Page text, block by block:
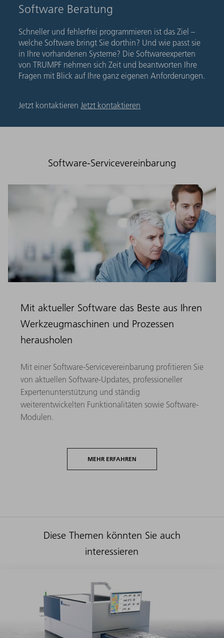
Software Beratung
Schneller und fehlerfrei programmieren ist das Ziel –
welche Software bringt Sie dorthin? Und wie passt sie
in Ihre vorhandenen Systeme? Die Softwareexperten
von TRUMPF nehmen sich Zeit und beantworten Ihre
Fragen mit Blick auf Ihre ganz eigenen Anforderungen.
Jetzt kontaktieren Jetzt kontaktieren
Software-Servicevereinbarung
Mit aktueller Software das Beste aus Ihren
Werkzeugmaschinen und Prozessen
herausholen​
Mit einer Software-Servicevereinbarung profitieren Sie
von aktuellen Software-Updates, ​professioneller
Expertenunterstützung und ständig
weiterentwickelten Funktionalitäten ​sowie Software-
Modulen. ​
MEHR ERFAHREN
Diese Themen könnten Sie auch
interessieren